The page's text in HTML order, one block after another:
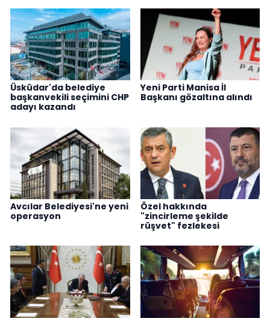
Üsküdar'da belediye
başkanvekili seçimini CHP
adayı kazandı
Yeni Parti Manisa İl
Başkanı gözaltına alındı
Avcılar Belediyesi'ne yeni
operasyon
Özel hakkında
"zincirleme şekilde
rüşvet" fezlekesi